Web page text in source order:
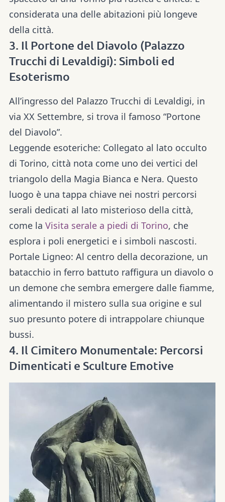
considerata una delle abitazioni più longeve
della città.
3. Il Portone del Diavolo (Palazzo
Trucchi di Levaldigi): Simboli ed
Esoterismo
All’ingresso del Palazzo Trucchi di Levaldigi, in
via XX Settembre, si trova il famoso “Portone
del Diavolo”.
Leggende esoteriche: Collegato al lato occulto
di Torino, città nota come uno dei vertici del
triangolo della Magia Bianca e Nera. Questo
luogo è una tappa chiave nei nostri percorsi
serali dedicati al lato misterioso della città,
come la Visita serale a piedi di Torino, che
esplora i poli energetici e i simboli nascosti.
Portale Ligneo: Al centro della decorazione, un
batacchio in ferro battuto raffigura un diavolo o
un demone che sembra emergere dalle fiamme,
alimentando il mistero sulla sua origine e sul
suo presunto potere di intrappolare chiunque
bussi.
4. Il Cimitero Monumentale: Percorsi
Dimenticati e Sculture Emotive